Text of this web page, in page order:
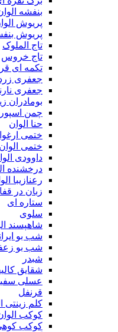
بنفشه
پریوش
پریوش
تاج الملوک
تاج خروس
تکمه ای
جعفری
جعفری
بومادران
چمن
حنا الوان
ختمی
ختمی الوان
داوودی
درخشنده
رعنازیبا
زبان در قفا
ستاره ای
سلوی
شاهپسند
شب بو
شب بو
شبدر
شقایق
عسلی
قرنفل
کلم زینتی
کوکب
کوکب